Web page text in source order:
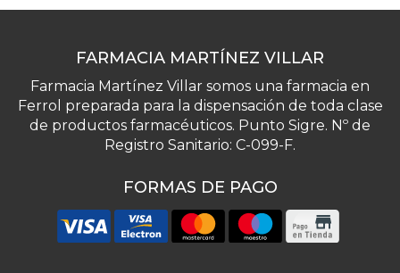
FARMACIA MARTÍNEZ VILLAR
Farmacia Martínez Villar somos una farmacia en
Ferrol preparada para la dispensación de toda clase
de productos farmacéuticos. Punto Sigre. Nº de
Registro Sanitario: C-099-F.
FORMAS DE PAGO